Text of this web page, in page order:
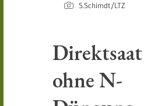
S.Schimdt/LTZ
Direktsaat
ohne N-